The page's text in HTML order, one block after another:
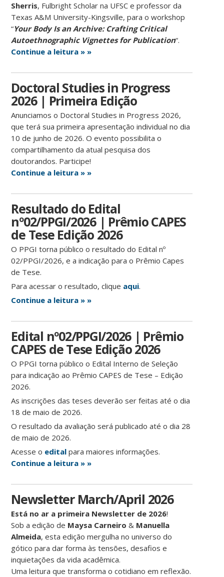
Sherris, Fulbright Scholar na UFSC e professor da
Texas A&M University-Kingsville, para o workshop
“Your Body Is an Archive: Crafting Critical
Autoethnographic Vignettes for Publication“.
Continue a leitura » »
Doctoral Studies in Progress
2026 | Primeira Edição
Anunciamos o Doctoral Studies in Progress 2026,
que terá sua primeira apresentação individual no dia
10 de junho de 2026. O evento possibilita o
compartilhamento da atual pesquisa dos
doutorandos. Participe!
Continue a leitura » »
Resultado do Edital
nº02/PPGI/2026 | Prêmio CAPES
de Tese Edição 2026
O PPGI torna público o resultado do Edital nº
02/PPGI/2026, e a indicação para o Prêmio Capes
de Tese.
Para acessar o resultado, clique aqui.
Continue a leitura » »
Edital nº02/PPGI/2026 | Prêmio
CAPES de Tese Edição 2026
O PPGI torna público o Edital Interno de Seleção
para indicação ao Prêmio CAPES de Tese – Edição
2026.
As inscrições das teses deverão ser feitas até o dia
18 de maio de 2026.
O resultado da avaliação será publicado até o dia 28
de maio de 2026.
Acesse o edital para maiores informações.
Continue a leitura » »
Newsletter March/April 2026
Está no ar a primeira Newsletter de 2026!
Sob a edição de Maysa Carneiro & Manuella
Almeida, esta edição mergulha no universo do
gótico para dar forma às tensões, desafios e
inquietações da vida acadêmica.
Uma leitura que transforma o cotidiano em reflexão.